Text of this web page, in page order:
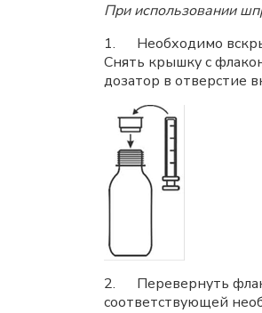
При использовании
1. Необходимо
Снять крышку с
дозатор в отверстие
2. Перевернуть
соответствующей